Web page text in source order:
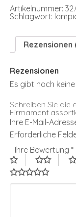
Artikelnummer:
Schlagwort:
Rezensionen
Rezensionen
Es gibt noch
Schreiben Sie die
Firmament
Ihre E-Mail-
Erforderliche
Ihre Bewertung *